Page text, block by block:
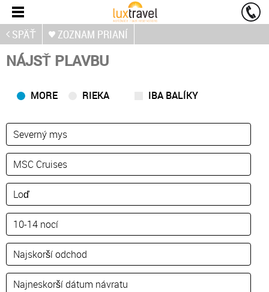
SPÄŤ ZOZNAM PRIANÍ
NÁJSŤ PLAVBU
MORE RIEKA IBA BALÍKY